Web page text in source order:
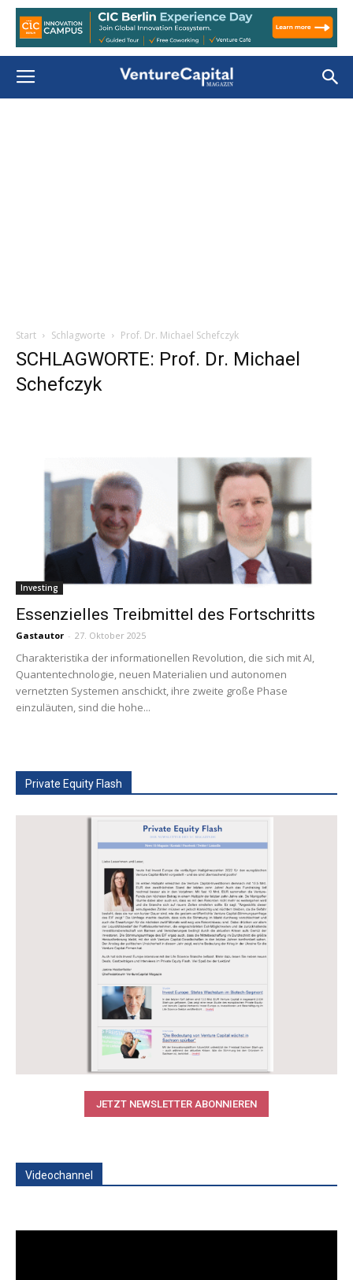
Start Schlagworte Prof. Dr. Michael Schefczyk
SCHLAGWORTE: Prof. Dr. Michael
Schefczyk
Investing
Essenzielles Treibmittel des Fortschritts
Gastautor - 27. Oktober 2025
Charakteristika der informationellen Revolution, die sich mit AI,
Quantentechnologie, neuen Materialien und autonomen
vernetzten Systemen anschickt, ihre zweite große Phase
einzuläuten, sind die hohe...
Private Equity Flash
JETZT NEWSLETTER ABONNIEREN
Videochannel